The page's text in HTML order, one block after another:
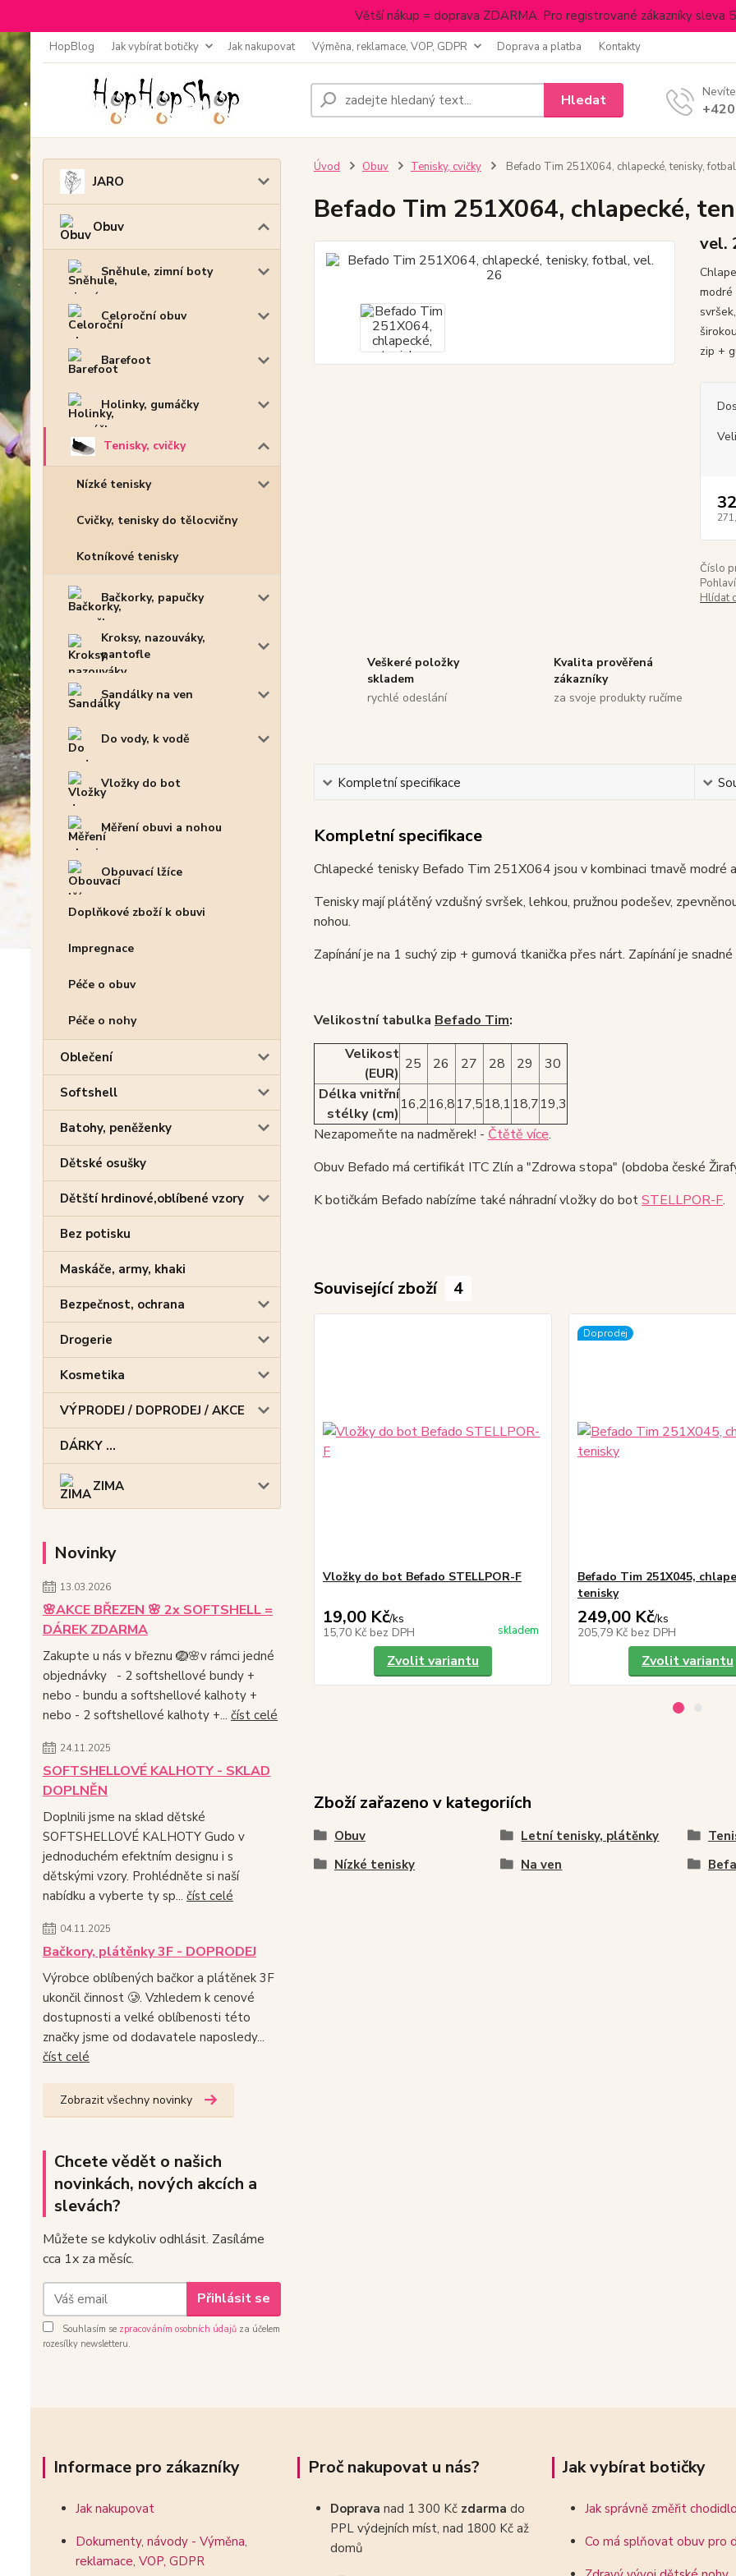
Větší nákup = doprava ZDARMA. Pro registrované zákazníky sleva
HopBlog Jak vybírat botičky Jak nakupovat Výměna, reklamace, VOP, GDPR Doprava a platba Kontakty
Hledat
JARO
Obuv
Sněhule, zimní boty
Celoroční obuv
Barefoot
Holinky, gumáčky
Tenisky, cvičky
Nízké tenisky
Cvičky, tenisky do tělocvičny
Kotníkové tenisky
Bačkorky, papučky
Kroksy, nazouváky,
pantofle
Sandálky na ven
Do vody, k vodě
Vložky do bot
Měření obuvi a nohou
Obouvací lžíce
Doplňkové zboží k obuvi
Impregnace
Péče o obuv
Péče o nohy
Oblečení
Softshell
Batohy, peněženky
Dětské osušky
Dětští hrdinové,oblíbené vzory
Bez potisku
Maskáče, army, khaki
Bezpečnost, ochrana
Drogerie
Kosmetika
VÝPRODEJ / DOPRODEJ / AKCE
DÁRKY ...
ZIMA
Novinky
13.03.2026
🌸AKCE BŘEZEN 🌸 2x SOFTSHELL =
DÁREK ZDARMA
Zakupte u nás v březnu 🪺🌸v rámci jedné
objednávky - 2 softshellové bundy +
nebo - bundu a softshellové kalhoty +
nebo - 2 softshellové kalhoty +... číst celé
24.11.2025
SOFTSHELLOVÉ KALHOTY - SKLAD
DOPLNĚN
Doplnili jsme na sklad dětské
SOFTSHELLOVÉ KALHOTY Gudo v
jednoduchém efektním designu i s
dětskými vzory. Prohlédněte si naší
nabídku a vyberte ty sp... číst celé
04.11.2025
Bačkory, plátěnky 3F - DOPRODEJ
Výrobce oblíbených bačkor a plátěnek 3F
ukončil činnost 🥲. Vzhledem k cenové
dostupnosti a velké oblíbenosti této
značky jsme od dodavatele naposledy...
číst celé
Zobrazit všechny novinky
Chcete vědět o našich
novinkách, nových akcích a
slevách?
Můžete se kdykoliv odhlásit. Zasíláme
cca 1x za měsíc.
Přihlásit se
Souhlasím se zpracováním osobních údajů za účelem
rozesílky newsletteru.
Úvod Obuv Tenisky, cvičky Befado Tim 251X064, chlapecké, tenisky,
Befado Tim 251X064, chlapecké,
vel.
zip +
Číslo
Hlídat
Veškeré položky
skladem
rychlé odeslání
Kvalita prověřená
zákazníky
za svoje produkty ručíme
Kompletní specifikace
Kompletní specifikace
Chlapecké tenisky Befado Tim 251X064 jsou v kombinaci tmavě modré
Tenisky mají plátěný vzdušný svršek, lehkou, pružnou podešev,
nohou.
Zapínání je na 1 suchý zip + gumová tkanička přes nárt. Zapínání je
Velikostní tabulka Befado Tim:
Velikost
(EUR)
25 26 27 28 29
30
Délka vnitřní
stélky (cm)
16,216,817,518,1 18,719,3
Nezapomeňte na nadměrek! - Čtětě více.
Obuv Befado má certifikát ITC Zlín a "Zdrowa stopa" (obdoba české
K botičkám Befado nabízíme také náhradní vložky do botSTELLPOR-F.
Související zboží 4
Vložky do bot Befado STELLPOR-F
19,00 Kč/ks
15,70 Kč bez DPH skladem
Zvolit variantu
Doprodej
Befado Tim 251X045,
tenisky
249,00 Kč/ks
205,79 Kč bez DPH
Zvolit variantu
Zboží zařazeno v kategoriích
Obuv Letní tenisky, plátěnky
Nízké tenisky
Na ven
Informace pro zákazníky
Jak nakupovat
Dokumenty, návody - Výměna,
reklamace, VOP, GDPR
Proč nakupovat u nás?
Doprava nad 1 300 Kč zdarma do
PPL výdejních míst, nad 1800 Kč až
domů
Jak vybírat botičky
Jak správně změřit
Co má splňovat obuv pro